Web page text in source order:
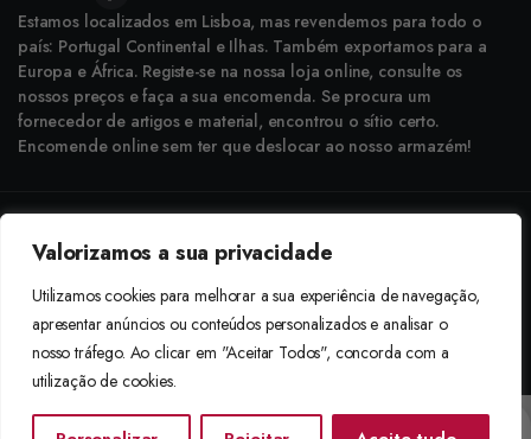
Valorizamos a sua privacidade
Utilizamos cookies para melhorar a sua experiência de navegação,
apresentar anúncios ou conteúdos personalizados e analisar o
nosso tráfego. Ao clicar em "Aceitar Todos", concorda com a
utilização de cookies.
Estamos localizados em Lisboa, mas revendemos para todo o
país: Portugal Continental e Ilhas. Também exportamos para a
Europa e África. Registe-se na nossa loja online, consulte os
nossos preços e faça a sua encomenda. Se procura um
fornecedor de artigos e material, encontrou o sítio certo.
Encomende online sem ter que deslocar ao nosso armazém!
Aceitamos: Transferência Bancária e Envio à Cobrança